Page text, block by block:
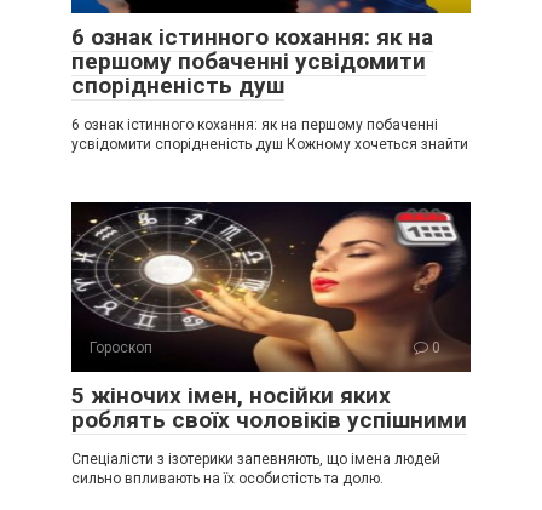
6 ознак істинного кохання: як на
першому побаченні усвідомити
спорідненість душ
6 ознак істинного кохання: як на першому побаченні
усвідомити спорідненість душ Кожному хочеться знайти
Гороскоп 0
5 жіночих імен, носійки яких
роблять своїх чоловіків успішними
Спеціалісти з ізотерики запевняють, що імена людей
сильно впливають на їх особистість та долю.